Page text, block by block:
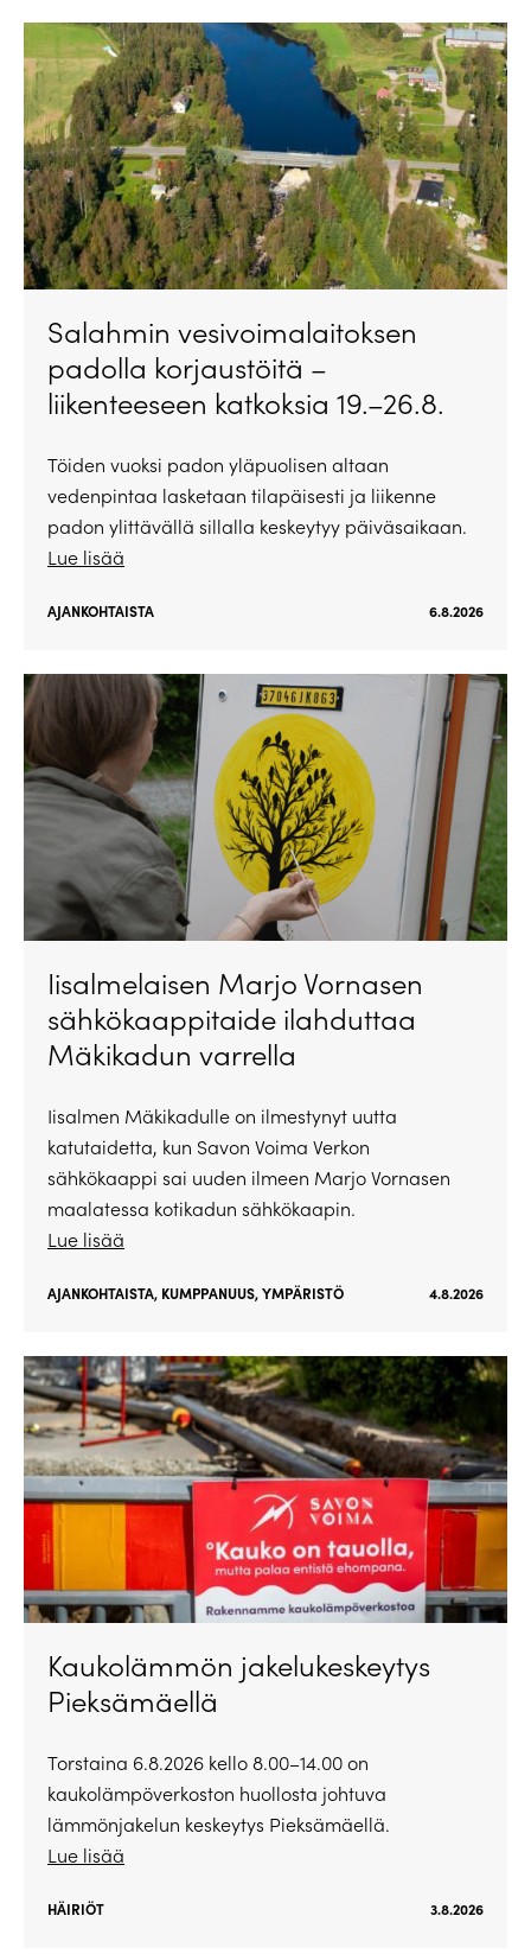
Salahmin vesivoimalaitoksen
padolla korjaustöitä –
liikenteeseen katkoksia 19.–26.8.
Töiden vuoksi padon yläpuolisen altaan
vedenpintaa lasketaan tilapäisesti ja liikenne
padon ylittävällä sillalla keskeytyy päiväsaikaan.
Lue lisää
AJANKOHTAISTA 6.8.2026
Iisalmelaisen Marjo Vornasen
sähkökaappitaide ilahduttaa
Mäkikadun varrella
Iisalmen Mäkikadulle on ilmestynyt uutta
katutaidetta, kun Savon Voima Verkon
sähkökaappi sai uuden ilmeen Marjo Vornasen
maalatessa kotikadun sähkökaapin.
Lue lisää
AJANKOHTAISTA, KUMPPANUUS,YMPÄRISTÖ 4.8.2026
Kaukolämmön jakelukeskeytys
Pieksämäellä
Torstaina 6.8.2026 kello 8.00–14.00 on
kaukolämpöverkoston huollosta johtuva
lämmönjakelun keskeytys Pieksämäellä.
Lue lisää
HÄIRIÖT 3.8.2026